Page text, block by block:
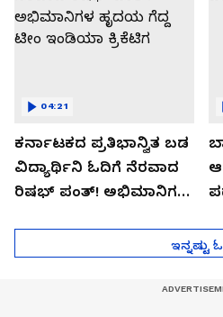
ಕರ್ನಾಟಕದ ಪ್ರತಿಭಾನ್ವಿತ ಬಡ
ವಿದ್ಯಾರ್ಥಿನಿ ಓದಿಗೆ ನೆರವಾದ
ರಿಷಭ್ ಪಂತ್! ಅಭಿಮಾನಿಗಳ
04:21
ಇನ್ನಷ್ಟು